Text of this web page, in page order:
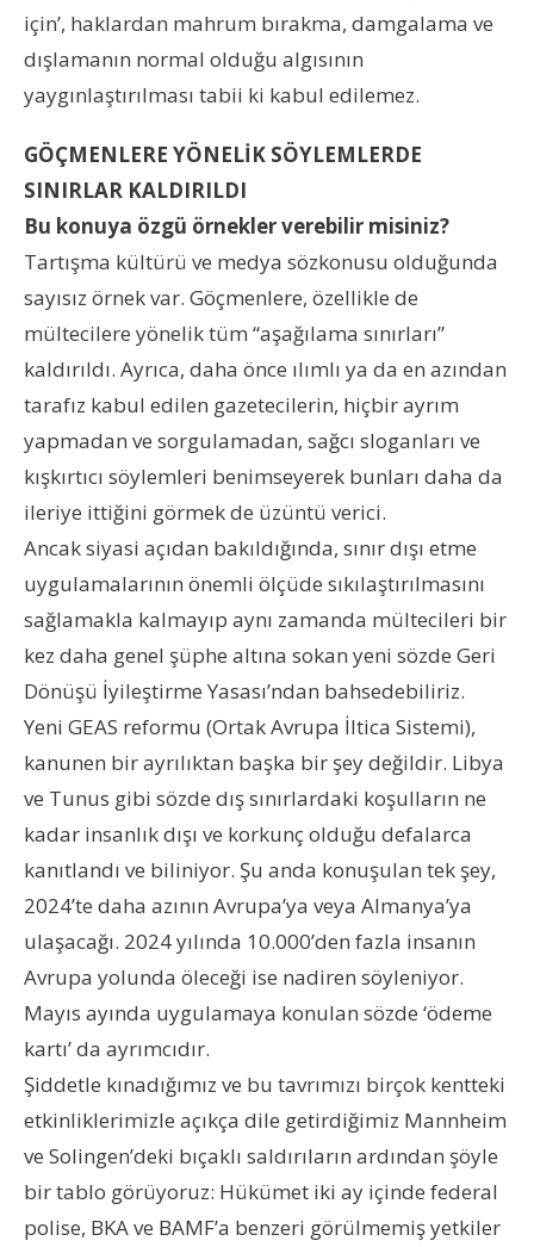
için’, haklardan mahrum bırakma, damgalama ve
dışlamanın normal olduğu algısının
yaygınlaştırılması tabii ki kabul edilemez.
GÖÇMENLERE YÖNELİK SÖYLEMLERDE
SINIRLAR KALDIRILDI
Bu konuya özgü örnekler verebilir misiniz?
Tartışma kültürü ve medya sözkonusu olduğunda
sayısız örnek var. Göçmenlere, özellikle de
mültecilere yönelik tüm “aşağılama sınırları”
kaldırıldı. Ayrıca, daha önce ılımlı ya da en azından
tarafız kabul edilen gazetecilerin, hiçbir ayrım
yapmadan ve sorgulamadan, sağcı sloganları ve
kışkırtıcı söylemleri benimseyerek bunları daha da
ileriye ittiğini görmek de üzüntü verici.
Ancak siyasi açıdan bakıldığında, sınır dışı etme
uygulamalarının önemli ölçüde sıkılaştırılmasını
sağlamakla kalmayıp aynı zamanda mültecileri bir
kez daha genel şüphe altına sokan yeni sözde Geri
Dönüşü İyileştirme Yasası’ndan bahsedebiliriz.
Yeni GEAS reformu (Ortak Avrupa İltica Sistemi),
kanunen bir ayrılıktan başka bir şey değildir. Libya
ve Tunus gibi sözde dış sınırlardaki koşulların ne
kadar insanlık dışı ve korkunç olduğu defalarca
kanıtlandı ve biliniyor. Şu anda konuşulan tek şey,
2024’te daha azının Avrupa’ya veya Almanya’ya
ulaşacağı. 2024 yılında 10.000’den fazla insanın
Avrupa yolunda öleceği ise nadiren söyleniyor.
Mayıs ayında uygulamaya konulan sözde ‘ödeme
kartı’ da ayrımcıdır.
Şiddetle kınadığımız ve bu tavrımızı birçok kentteki
etkinliklerimizle açıkça dile getirdiğimiz Mannheim
ve Solingen’deki bıçaklı saldırıların ardından şöyle
bir tablo görüyoruz: Hükümet iki ay içinde federal
polise, BKA ve BAMF’a benzeri görülmemiş yetkiler